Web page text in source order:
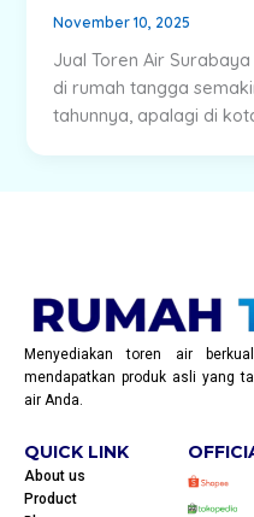
November 10, 2025
Jual Toren Air
di rumah tangga
tahunnya, apalagi di
Menyediakan toren air
mendapatkan produk asli yang
air Anda.
QUICK LINK
About us
Product